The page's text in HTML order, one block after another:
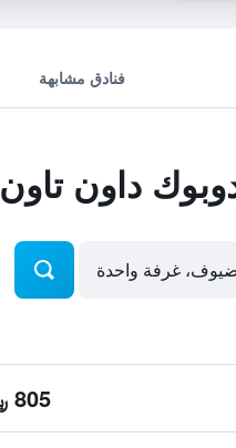
فنادق مشابهة
داون تاون
805 ﷼